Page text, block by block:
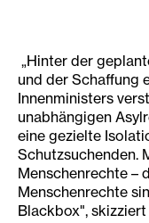
„Hinter der
und der Schaffung
Innenministers
unabhängigen
eine gezielte
Schutzsuchenden.
Menschenrechte –
Menschenrechte
Blackbox",